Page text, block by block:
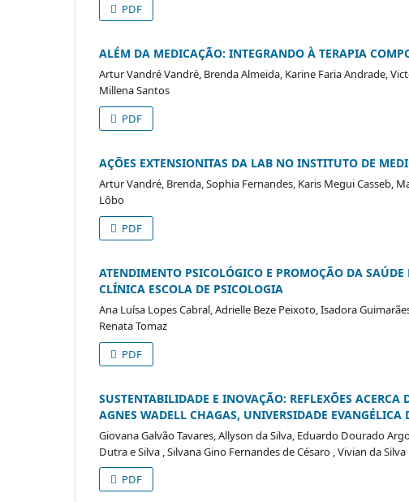
PDF
ALÉM DA MEDICAÇÃO: INTEGRANDO À TERAPIA
Artur Vandré Vandré, Brenda Almeida, Karine Faria Andrade,
Millena Santos
PDF
AÇÕES EXTENSIONITAS DA LAB NO INSTITUTO DE
Artur Vandré, Brenda, Sophia Fernandes, Karis Megui Casseb,
Lôbo
PDF
ATENDIMENTO PSICOLÓGICO E PROMOÇÃO DA
CLÍNICA ESCOLA DE PSICOLOGIA
Ana Luísa Lopes Cabral, Adrielle Beze Peixoto, Isadora
Renata Tomaz
PDF
SUSTENTABILIDADE E INOVAÇÃO: REFLEXÕES
AGNES WADELL CHAGAS, UNIVERSIDADE EVANGÉLICA
Giovana Galvão Tavares, Allyson da Silva, Eduardo Dourado
Dutra e Silva , Silvana Gino Fernandes de Césaro , Vivian da Silva
PDF